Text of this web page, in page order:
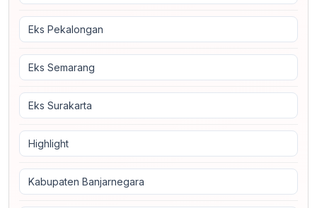
Eks Pekalongan
Eks Semarang
Eks Surakarta
Highlight
Kabupaten Banjarnegara